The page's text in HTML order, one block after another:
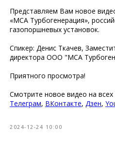
Представляем Вам новое
«МСА Турбогенерация»,
газопоршневых установок.
Спикер: Денис Ткачев,
директора ООО "МСА
Приятного просмотра!
Смотрите новое видео на
Телеграм, ВКонтакте, Дзен,
2024-12-24 10:00